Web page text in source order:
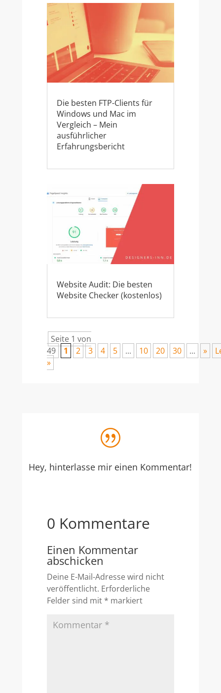
Die besten FTP-Clients für
Windows und Mac im
Vergleich – Mein
ausführlicher
Erfahrungsbericht
Website Audit: Die besten
Website Checker (kostenlos)
Seite 1 von
49
1 2 3 4 5 ... 10 20 30 ... »
»
|
Hey, hinterlasse mir einen Kommentar!
0 Kommentare
Einen Kommentar
abschicken
Deine E-Mail-Adresse wird nicht
veröffentlicht. Erforderliche
Felder sind mit * markiert